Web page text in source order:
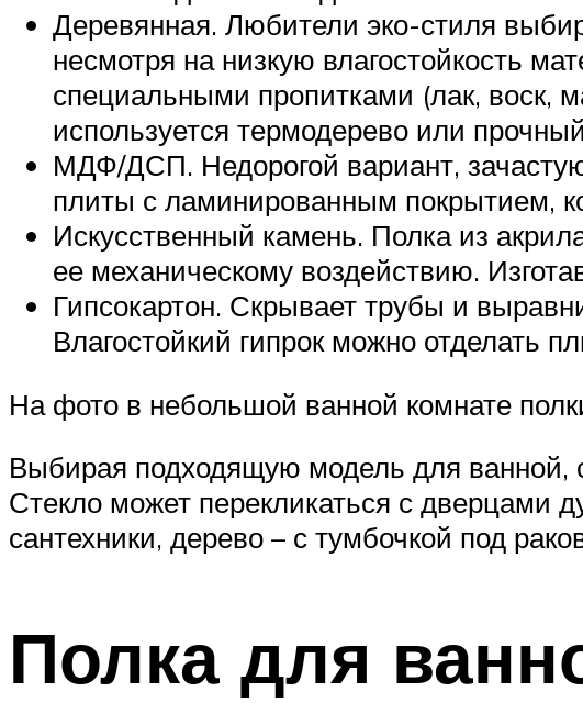
Деревянная. Любители эко-стиля
несмотря на низкую влагостойкость
специальными пропитками (лак, воск,
используется термодерево или
МДФ/ДСП. Недорогой вариант,
плиты с ламинированным покрытием,
Искусственный камень. Полка из
ее механическому воздействию.
Гипсокартон. Скрывает трубы и
Влагостойкий гипрок можно отделать
На фото в небольшой ванной комнате
Выбирая подходящую модель для ванной,
Стекло может перекликаться с дверцами
сантехники, дерево – с тумбочкой под
Полка для